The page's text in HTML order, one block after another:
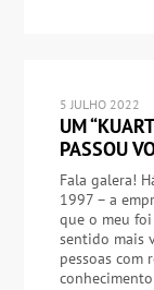
5 JULHO 2022
UM
PASSOU
Fala galera!
1997 – a
que o meu
sentido mais
pessoas com